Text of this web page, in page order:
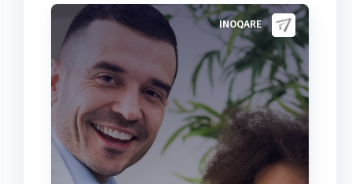
Voir plus INOQARE